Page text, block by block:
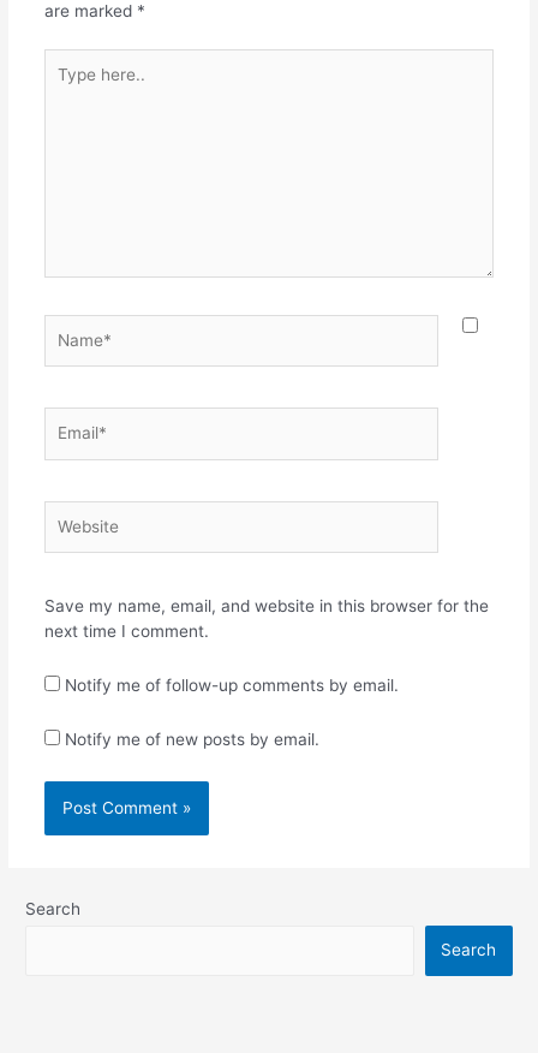
are marked *
here..
Save my name, email, and website in this browser for the
next time I comment.
Notify me of follow-up comments by email.
Notify me of new posts by email.
Search
Search